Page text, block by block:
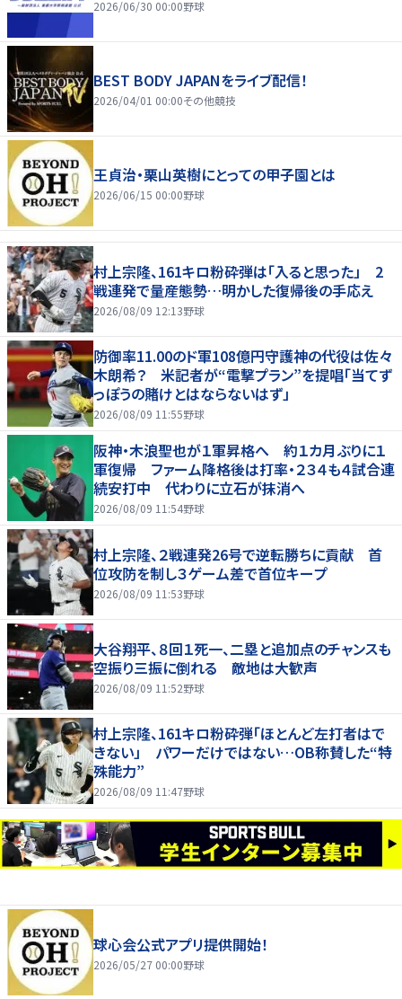
2026/06/30 00:00野球
BEST BODY JAPANをライブ配信！
2026/04/01 00:00その他競技
王貞治・栗山英樹にとっての甲子園とは
2026/06/15 00:00野球
村上宗隆、161キロ粉砕弾は「入ると思った」 2
戦連発で量産態勢…明かした復帰後の手応え
2026/08/09 12:13野球
防御率11.00のド軍108億円守護神の代役は佐々
木朗希？ 米記者が“電撃プラン”を提唱「当てず
っぽうの賭けとはならないはず」
2026/08/09 11:55野球
阪神・木浪聖也が１軍昇格へ 約１カ月ぶりに１
軍復帰 ファーム降格後は打率・２３４も４試合連
続安打中 代わりに立石が抹消へ
2026/08/09 11:54野球
村上宗隆、２戦連発26号で逆転勝ちに貢献 首
位攻防を制し３ゲーム差で首位キープ
2026/08/09 11:53野球
大谷翔平、８回１死一、二塁と追加点のチャンスも
空振り三振に倒れる 敵地は大歓声
2026/08/09 11:52野球
村上宗隆、161キロ粉砕弾「ほとんど左打者はで
きない」 パワーだけではない…OB称賛した“特
殊能力”
2026/08/09 11:47野球
球心会公式アプリ提供開始！
2026/05/27 00:00野球